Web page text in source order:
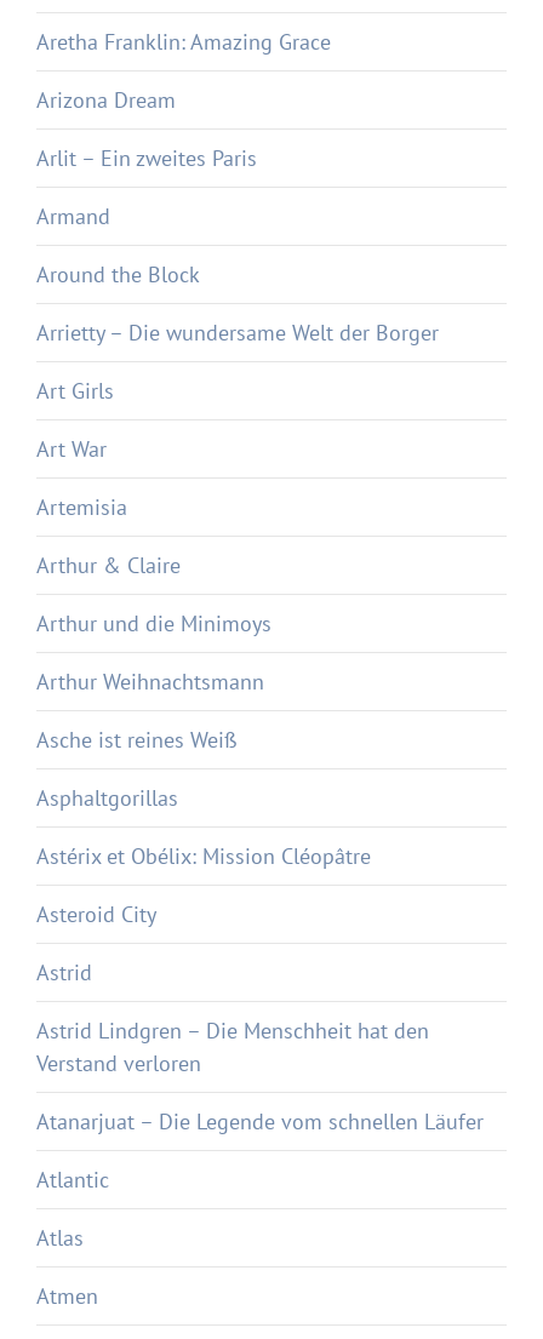
Aretha Franklin: Amazing Grace
Arizona Dream
Arlit – Ein zweites Paris
Armand
Around the Block
Arrietty – Die wundersame Welt der Borger
Art Girls
Art War
Artemisia
Arthur & Claire
Arthur und die Minimoys
Arthur Weihnachtsmann
Asche ist reines Weiß
Asphaltgorillas
Astérix et Obélix: Mission Cléopâtre
Asteroid City
Astrid
Astrid Lindgren – Die Menschheit hat den
Verstand verloren
Atanarjuat – Die Legende vom schnellen Läufer
Atlantic
Atlas
Atmen